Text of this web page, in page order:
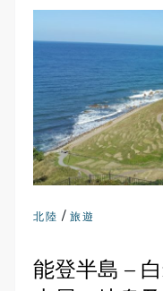
北陸 /旅遊
能登半島 –